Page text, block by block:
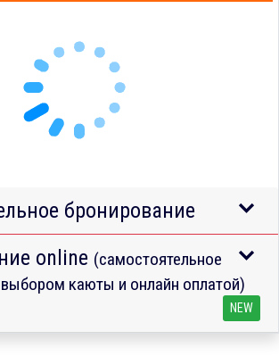
бронирование
online (самостоятельное
каюты и онлайн оплатой)
NEW